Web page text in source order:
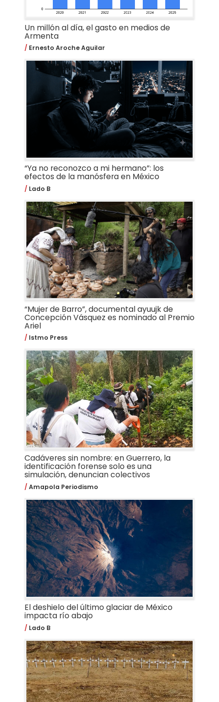
Un millón al día, el gasto en medios de
Armenta
Ernesto Aroche Aguilar
“Ya no reconozco a mi hermano”: los
efectos de la manósfera en México
Lado B
“Mujer de Barro”, documental ayuujk de
Concepción Vásquez es nominado al Premio
Ariel
Istmo Press
Cadáveres sin nombre: en Guerrero, la
identificación forense solo es una
simulación, denuncian colectivos
Amapola Periodismo
El deshielo del último glaciar de México
impacta río abajo
Lado B